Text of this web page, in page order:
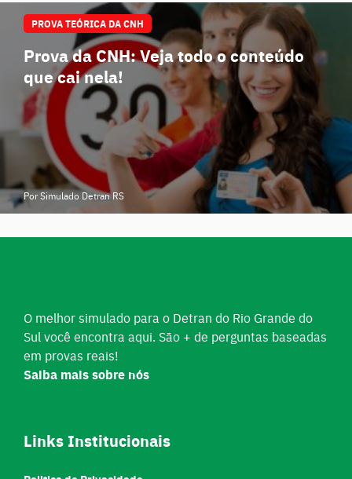
PROVA TEÓRICA DA CNH
Prova da CNH: Veja todo o conteúdo
que cai nela!
Por Simulado Detran RS
O melhor simulado para o Detran do Rio Grande do
Sul você encontra aqui. São + de perguntas baseadas
em provas reais!
Saiba mais sobre nós
Links Institucionais